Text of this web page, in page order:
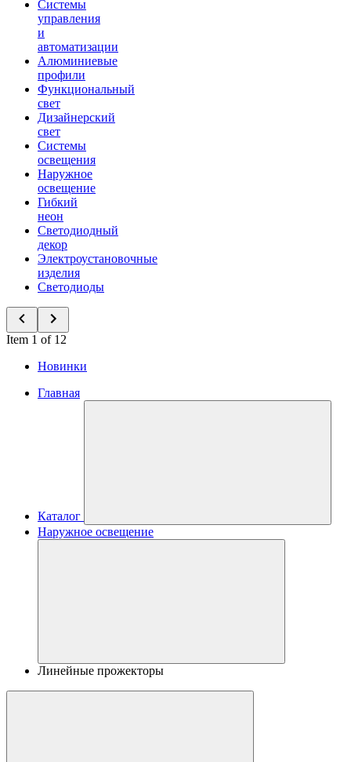
Системы
управления
и
автоматизации
Алюминиевые
профили
Функциональный
свет
Дизайнерский
свет
Системы
освещения
Наружное
освещение
Гибкий
неон
Светодиодный
декор
Электроустановочные
изделия
Светодиоды
Item 1 of 12
Новинки
Главная
Каталог
Наружное освещение
Линейные прожекторы